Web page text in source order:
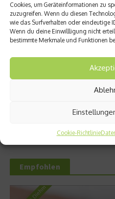
Cookies, um Geräteinformationen zu
zuzugreifen. Wenn du diesen
wie das Surfverhalten oder eindeutige
Wenn du deine Einwillligung nicht
bestimmte Merkmale und Funktionen
Cookie-Richtlinie
Empfohlen